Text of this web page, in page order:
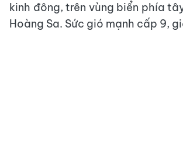
kinh đông, trên vùng biển phía
Hoàng Sa. Sức gió mạnh cấp 9,